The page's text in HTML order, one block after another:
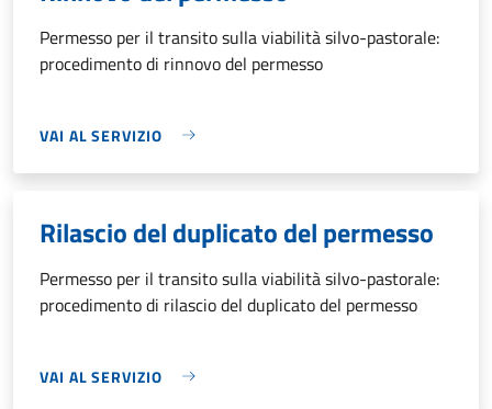
Permesso per il transito sulla viabilità silvo-pastorale:
procedimento di rinnovo del permesso
VAI AL SERVIZIO
Rilascio del duplicato del permesso
Permesso per il transito sulla viabilità silvo-pastorale:
procedimento di rilascio del duplicato del permesso
VAI AL SERVIZIO